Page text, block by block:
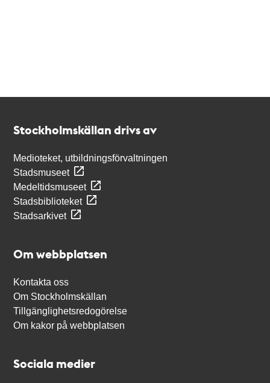
Stockholmskällan drivs av
Medioteket, utbildningsförvaltningen
Stadsmuseet
Medeltidsmuseet
Stadsbiblioteket
Stadsarkivet
Om webbplatsen
Kontakta oss
Om Stockholmskällan
Tillgänglighetsredogörelse
Om kakor på webbplatsen
Sociala medier